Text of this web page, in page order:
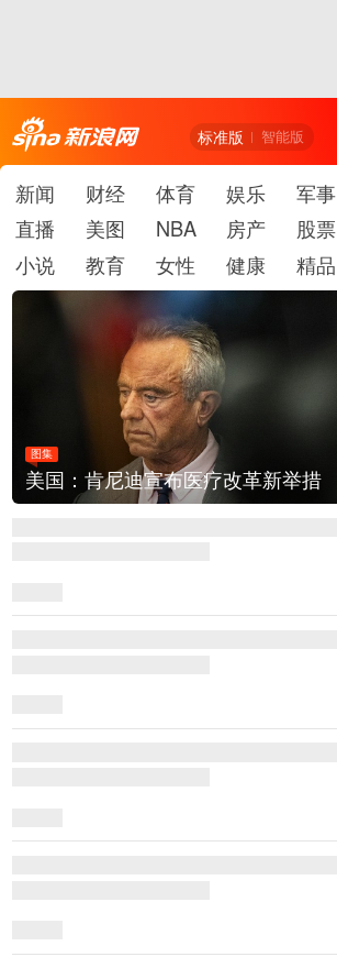
标准版 智能版
新闻 财经 体育 娱乐 军事
直播
美图 NBA 房产 股票
小说
教育 女性 健康 精品
图集
云南普洱：乡村风光如画